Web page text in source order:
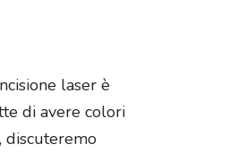
laser è
di avere colori
discuteremo